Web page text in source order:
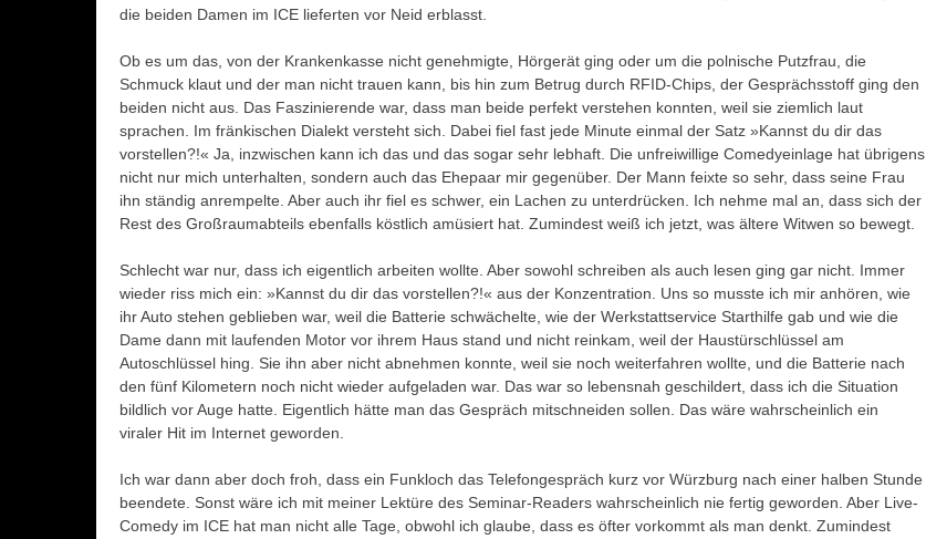
die beiden Damen im ICE lieferten vor Neid erblasst.
Ob es um das, von der Krankenkasse nicht genehmigte, Hörgerät ging oder um die polnische Putzfrau, die
Schmuck klaut und der man nicht trauen kann, bis hin zum Betrug durch RFID-Chips, der Gesprächsstoff ging den
beiden nicht aus. Das Faszinierende war, dass man beide perfekt verstehen konnten, weil sie ziemlich laut
sprachen. Im fränkischen Dialekt versteht sich. Dabei fiel fast jede Minute einmal der Satz »Kannst du dir das
vorstellen?!« Ja, inzwischen kann ich das und das sogar sehr lebhaft. Die unfreiwillige Comedyeinlage hat übrigens
nicht nur mich unterhalten, sondern auch das Ehepaar mir gegenüber. Der Mann feixte so sehr, dass seine Frau
ihn ständig anrempelte. Aber auch ihr fiel es schwer, ein Lachen zu unterdrücken. Ich nehme mal an, dass sich der
Rest des Großraumabteils ebenfalls köstlich amüsiert hat. Zumindest weiß ich jetzt, was ältere Witwen so bewegt.
Schlecht war nur, dass ich eigentlich arbeiten wollte. Aber sowohl schreiben als auch lesen ging gar nicht. Immer
wieder riss mich ein: »Kannst du dir das vorstellen?!« aus der Konzentration. Uns so musste ich mir anhören, wie
ihr Auto stehen geblieben war, weil die Batterie schwächelte, wie der Werkstattservice Starthilfe gab und wie die
Dame dann mit laufenden Motor vor ihrem Haus stand und nicht reinkam, weil der Haustürschlüssel am
Autoschlüssel hing. Sie ihn aber nicht abnehmen konnte, weil sie noch weiterfahren wollte, und die Batterie nach
den fünf Kilometern noch nicht wieder aufgeladen war. Das war so lebensnah geschildert, dass ich die Situation
bildlich vor Auge hatte. Eigentlich hätte man das Gespräch mitschneiden sollen. Das wäre wahrscheinlich ein
viraler Hit im Internet geworden.
Ich war dann aber doch froh, dass ein Funkloch das Telefongespräch kurz vor Würzburg nach einer halben Stunde
beendete. Sonst wäre ich mit meiner Lektüre des Seminar-Readers wahrscheinlich nie fertig geworden. Aber Live-
Comedy im ICE hat man nicht alle Tage, obwohl ich glaube, dass es öfter vorkommt als man denkt. Zumindest